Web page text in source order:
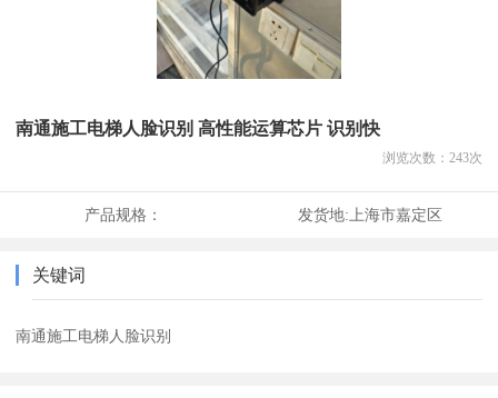
南通施工电梯人脸识别 高性能运算芯片 识别快
浏览次数： 243次
产品规格： 发货地:上海市嘉定区
关键词
南通施工电梯人脸识别